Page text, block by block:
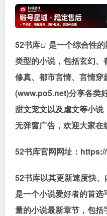
52书库
是一个综合性
类型的小说，包括玄幻
修真、都市言情、言情
(www.po5.net)分享各类
甜文宠文以及虐文等小说
无弹窗广告，欢迎大家在
52书库官网网址：
52书库以其更新速度快
是一个小说爱好者的首
量的小说最新章节，包